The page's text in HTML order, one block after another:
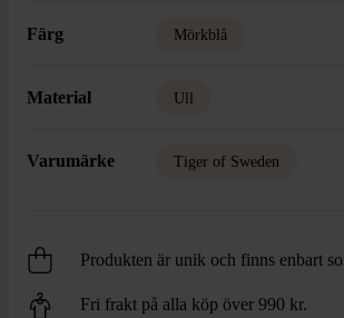
Färg Mörkblå
Material Ull
Varumärke Tiger of Sweden
Produkten är unik och finns enbart
Fri frakt på alla köp över 990 kr.